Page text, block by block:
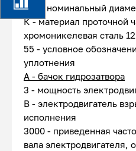
150 - номинальный
К - материал проточной
хромоникелевая сталь
55 - условное
уплотнения
А - бачок гидрозатвора
3 - мощность
В - электродвигатель
исполнения
3000 - приведенная
вала электродвигателя,